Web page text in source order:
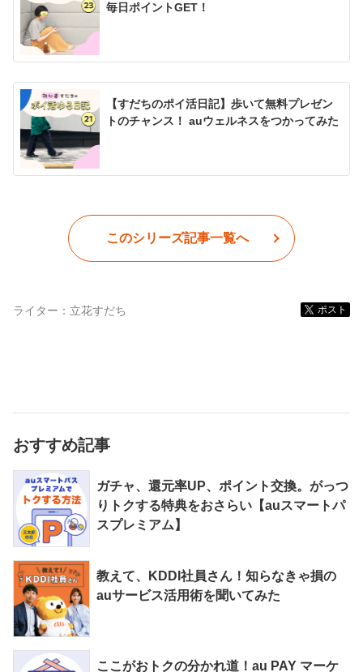
毎日ポイントGET！
【すだちのポイ活日記】歩いて無料プレゼン
トのチャンス！ auウェルネスをつかってみた
このシリーズ記事一覧へ
ライター： 立花すだち ポスト
おすすめ記事
ガチャ、還元率UP、ポイント交換。がっつ
りトクする特典をおさらい【auスマートパ
スプレミアム】
教えて、KDDI社員さん！知らなきゃ損の
auサービス活用術を聞いてみた
ここがおトクの分かれ道！au PAY マーケ